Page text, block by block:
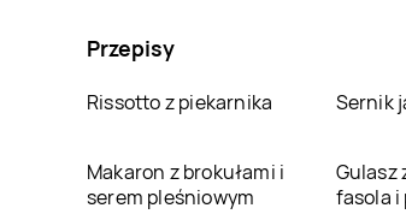
Przepisy
Rissotto z piekarnika Sernik
Makaron z brokułami i
serem pleśniowym
Gulasz
fasola i